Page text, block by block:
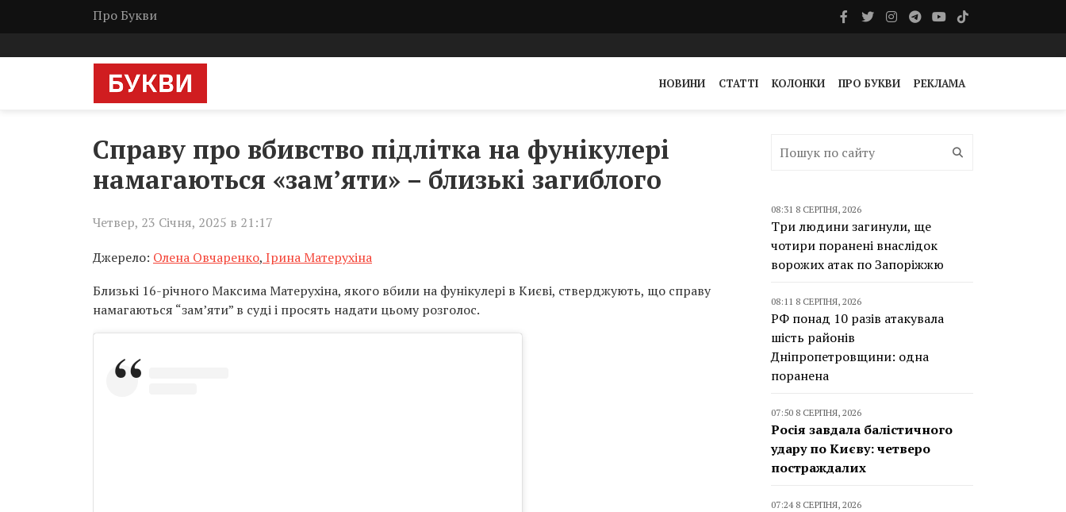
Про Букви
НОВИНИ СТАТТІ КОЛОНКИ ПРО БУКВИ РЕКЛАМА
Справу про вбивство підлітка на фунікулері
намагаються «зам’яти» – близькі загиблого
Четвер, 23 Січня, 2025 в 21:17
Джерело: Олена Овчаренко, Ірина Матерухіна
Близькі 16-річного Максима Матерухіна, якого вбили на фунікулері в Києві, стверджують, що справу
намагаються “зам’яти” в суді і просять надати цьому розголос.
08:31 8 СЕРПНЯ, 2026
Три людини загинули, ще
чотири поранені внаслідок
ворожих атак по Запоріжжю
08:11 8 СЕРПНЯ, 2026
РФ понад 10 разів атакувала
шість районів
Дніпропетровщини: одна
поранена
07:50 8 СЕРПНЯ, 2026
Росія завдала балістичного
удару по Києву: четверо
постраждалих
07:24 8 СЕРПНЯ, 2026